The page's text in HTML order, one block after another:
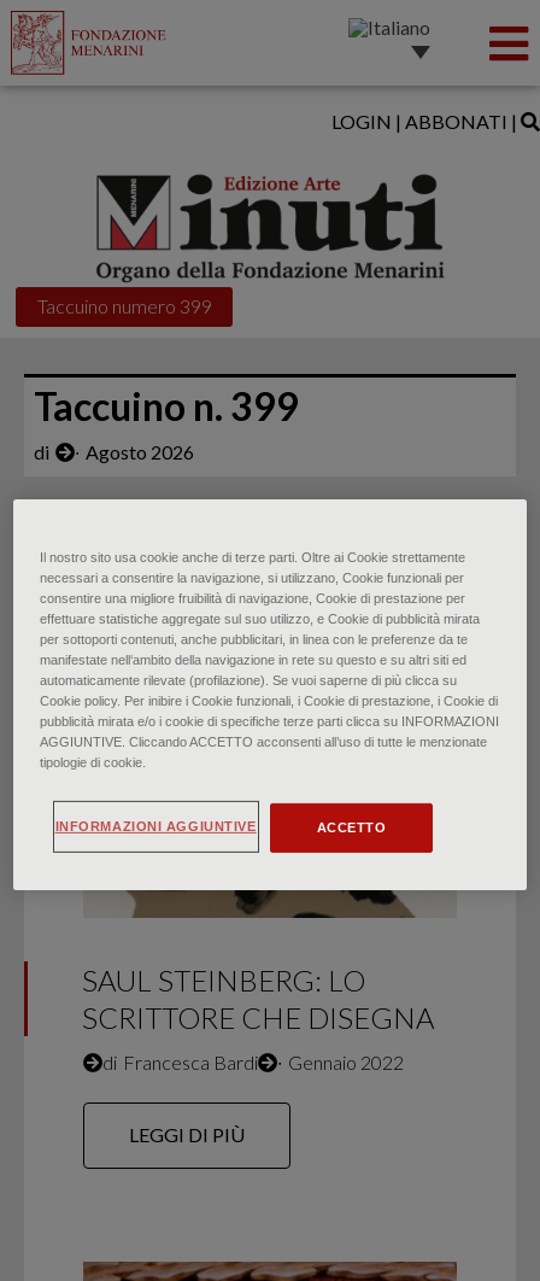
Taccuino numero 399
LOGIN | ABBONATI |
Taccuino n. 399
di ∙ Agosto 2026
HIGHLIGHTS
SAUL STEINBERG: LO
SCRITTORE CHE DISEGNA
di Francesca Bardi ∙ Gennaio 2022
LEGGI DI PIÙ
Il nostro sito usa cookie anche di terze parti. Oltre ai Cookie strettamente
necessari a consentire la navigazione, si utilizzano, Cookie funzionali per
consentire una migliore fruibilità di navigazione, Cookie di prestazione per
effettuare statistiche aggregate sul suo utilizzo, e Cookie di pubblicità mirata
per sottoporti contenuti, anche pubblicitari, in linea con le preferenze da te
manifestate nell‘ambito della navigazione in rete su questo e su altri siti ed
automaticamente rilevate (profilazione). Se vuoi saperne di più clicca su
Cookie policy. Per inibire i Cookie funzionali, i Cookie di prestazione, i Cookie di
pubblicità mirata e/o i cookie di specifiche terze parti clicca su INFORMAZIONI
AGGIUNTIVE. Cliccando ACCETTO acconsenti all’uso di tutte le menzionate
tipologie di cookie.
ACCETTO
INFORMAZIONI AGGIUNTIVE